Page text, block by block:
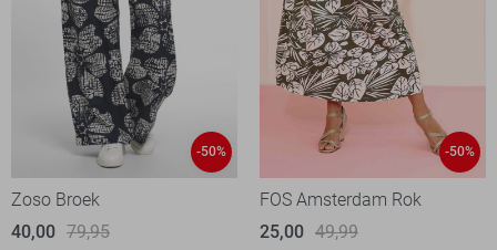
-50%
Zoso Broek
40,00 79,95
-50%
FOS Amsterdam Rok
25,00 49,99